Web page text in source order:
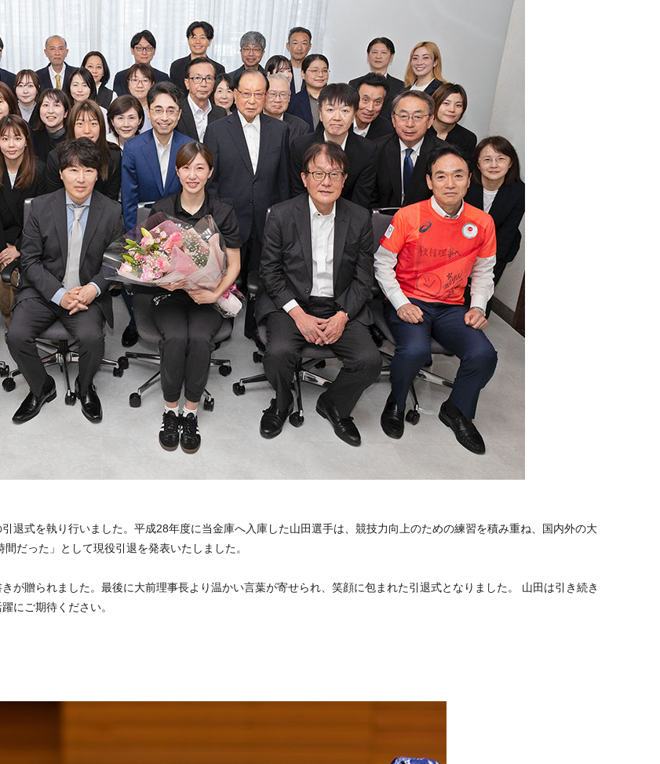
退式を執り行いました。平成28年度に当金庫へ入庫した山田選手は、競技力向上のための練習を積み重ね、国内外の大
だった」として現役引退を発表いたしました。
が贈られました。最後に大前理事長より温かい言葉が寄せられ、笑顔に包まれた引退式となりました。 山田は引き続き
にご期待ください。